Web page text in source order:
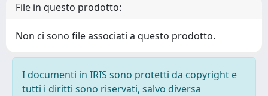
File in questo prodotto:
Non ci sono file associati a questo prodotto.
I documenti in IRIS sono protetti da copyright e
tutti i diritti sono riservati, salvo diversa